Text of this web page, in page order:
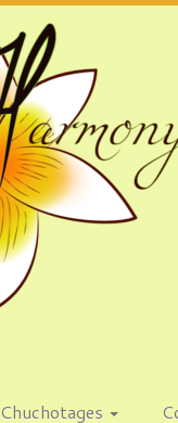
Chuchotages